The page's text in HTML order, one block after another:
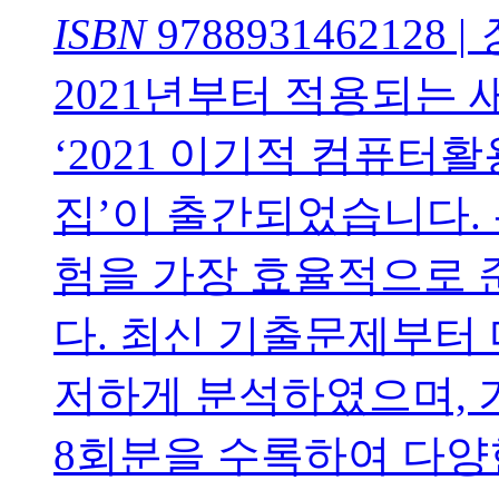
ISBN9788931462128 |
2021년부터 적용되는
‘2021 이기적 컴퓨터
집’이 출간되었습니다
험을 가장 효율적으로
다. 최신 기출문제부터
저하게 분석하였으며,
8회분을 수록하여 다